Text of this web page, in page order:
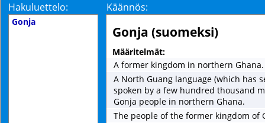
Hakuluettelo: Käännös:
Gonja
Gonja (suomeksi)
Määritelmät:
A former kingdom in northern Ghana.
A North Guang language (which has
spoken by a few hundred thousand
Gonja people in northern Ghana.
The people of the former kingdom of